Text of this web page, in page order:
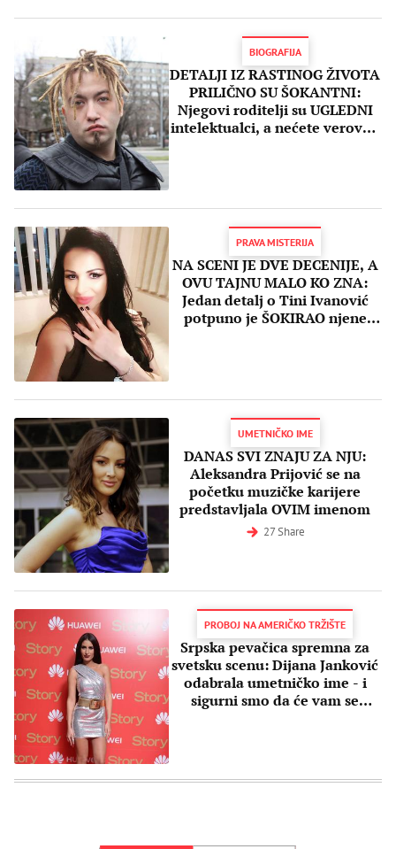
BIOGRAFIJA
DETALJI IZ RASTINOG ŽIVOTA
PRILIČNO SU ŠOKANTNI:
Njegovi roditelji su UGLEDNI
intelektualci, a nećete verovati
PRAVA MISTERIJA
NA SCENI JE DVE DECENIJE, A
OVU TAJNU MALO KO ZNA:
Jedan detalj o Tini Ivanović
potpuno je ŠOKIRAO njene
UMETNIČKO IME
DANAS SVI ZNAJU ZA NJU:
Aleksandra Prijović se na
početku muzičke karijere
predstavljala OVIM imenom
27 Share
PROBOJ NA AMERIČKO TRŽIŠTE
Srpska pevačica spremna za
svetsku scenu: Dijana Janković
odabrala umetničko ime - i
sigurni smo da će vam se